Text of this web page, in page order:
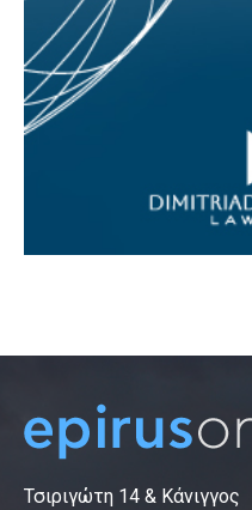
Τσιριγώτη 14 & Κάνιγγος